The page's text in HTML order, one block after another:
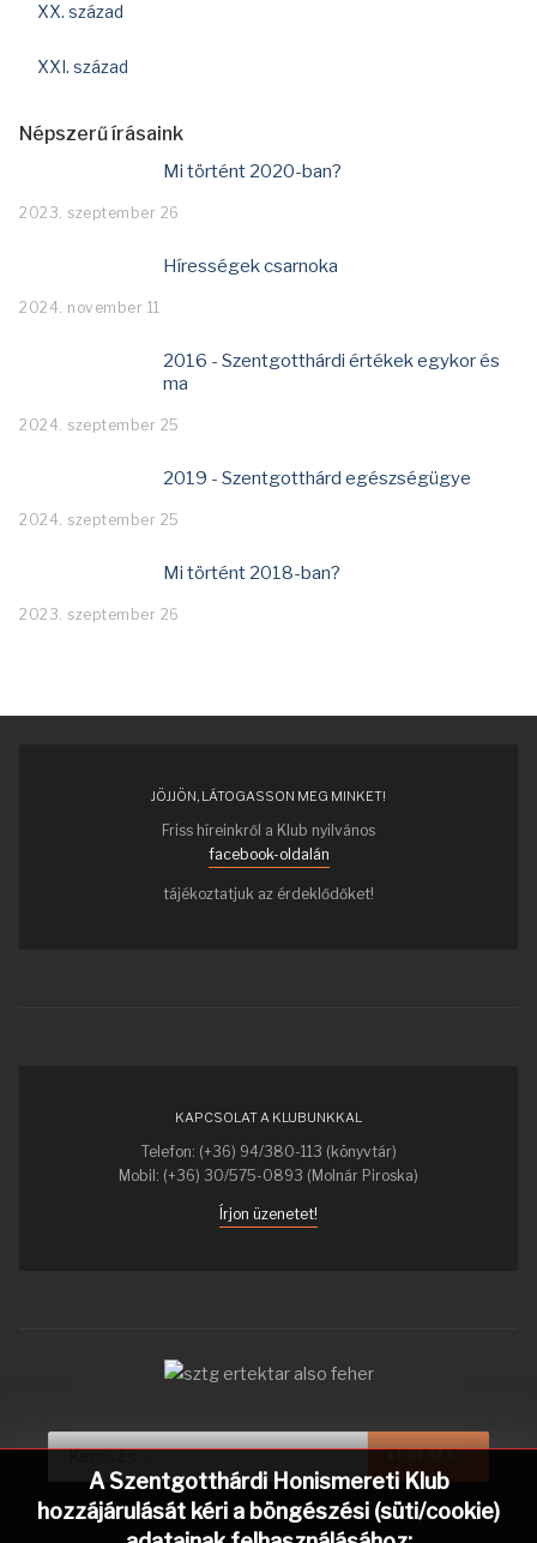
XX. század
XXI. század
Népszerű írásaink
Mi történt 2020-ban?
2023. szeptember 26
Hírességek csarnoka
2024. november 11
2016 - Szentgotthárdi értékek egykor és
ma
2024. szeptember 25
2019 - Szentgotthárd egészségügye
2024. szeptember 25
Mi történt 2018-ban?
2023. szeptember 26
A Szentgotthárdi Honismereti Klub
hozzájárulását kéri a böngészési (süti/cookie)
JÖJJÖN, LÁTOGASSON MEG MINKET!
Friss híreinkről a Klub nyilvános
facebook-oldalán
tájékoztatjuk az érdeklődőket!
KAPCSOLAT A KLUBUNKKAL
Telefon: (+36) 94/380-113 (könyvtár)
Mobil: (+36) 30/575-0893 (Molnár Piroska)
Írjon üzenetet!
Keresés...